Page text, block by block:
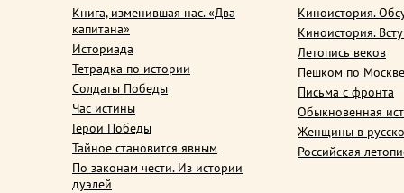
Книга, изменившая нас. «Два
капитана»
Историада
Тетрадка по истории
Солдаты Победы
Час истины
Герои Победы
Тайное становится явным
По законам чести. Из истории
дуэлей
Киноистория.
Киноистория.
Летопись веков
Пешком по Москве
Письма с фронта
Обыкновенная
Женщины в
Российская